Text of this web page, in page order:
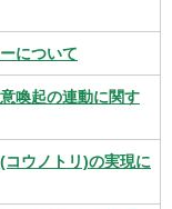
について
喚起の連動に関す
ウノトリ)の実現に